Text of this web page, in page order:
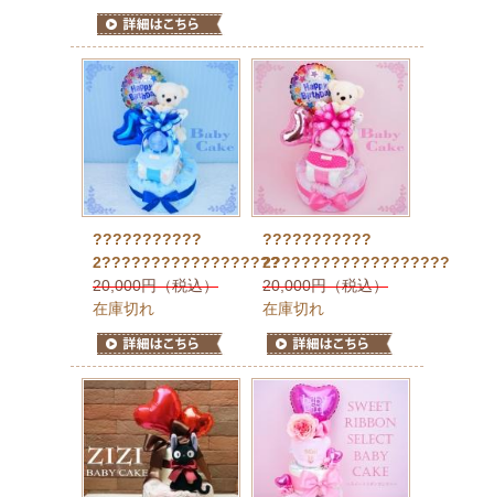
???????????
2??????????????????
20,000円（税込）
在庫切れ
???????????
2??????????????????
20,000円（税込）
在庫切れ